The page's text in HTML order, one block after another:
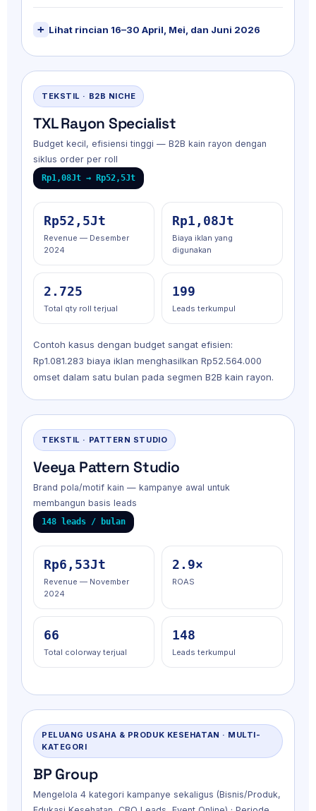
Lihat rincian 16–30 April, Mei, dan Juni 2026
TEKSTIL · B2B NICHE
TXL Rayon Specialist
Budget kecil, efisiensi tinggi — B2B kain rayon dengan
siklus order per roll
Rp1,08Jt → Rp52,5Jt
Rp52,5Jt
Revenue — Desember
2024
Rp1,08Jt
Biaya iklan yang
digunakan
2.725
Total qty roll terjual
199
Leads terkumpul
Contoh kasus dengan budget sangat efisien:
Rp1.081.283 biaya iklan menghasilkan Rp52.564.000
omset dalam satu bulan pada segmen B2B kain rayon.
TEKSTIL · PATTERN STUDIO
Veeya Pattern Studio
Brand pola/motif kain — kampanye awal untuk
membangun basis leads
148 leads / bulan
Rp6,53Jt
Revenue — November
2024
2.9×
ROAS
66
Total colorway terjual
148
Leads terkumpul
PELUANG USAHA & PRODUK KESEHATAN · MULTI-
KATEGORI
BP Group
Mengelola 4 kategori kampanye sekaligus (Bisnis/Produk,